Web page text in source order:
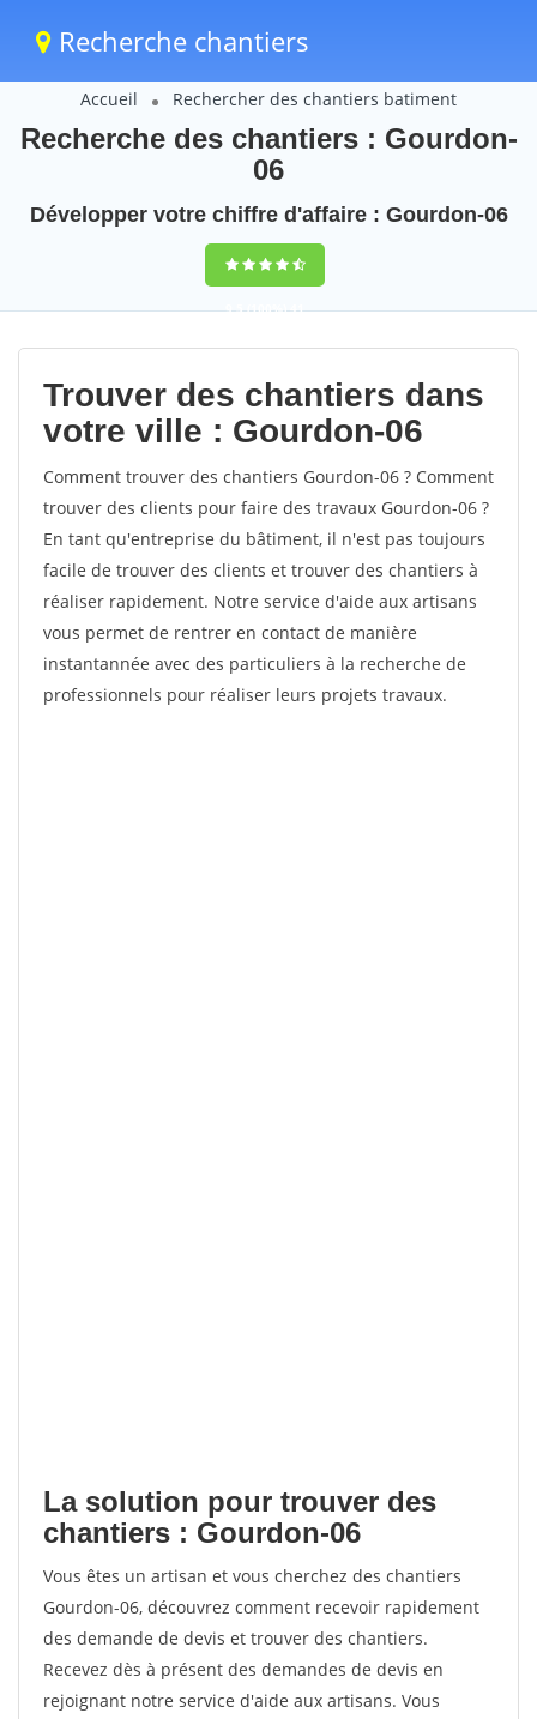
Recherche chantiers
Accueil Rechercher des chantiers batiment
Recherche des chantiers : Gourdon-
06
Développer votre chiffre d'affaire : Gourdon-06
9,5(100%)41
votes
Trouver des chantiers dans
votre ville : Gourdon-06
Comment trouver des chantiers Gourdon-06 ? Comment
trouver des clients pour faire des travaux Gourdon-06 ?
En tant qu'entreprise du bâtiment, il n'est pas toujours
facile de trouver des clients et trouver des chantiers à
réaliser rapidement. Notre service d'aide aux artisans
vous permet de rentrer en contact de manière
instantannée avec des particuliers à la recherche de
professionnels pour réaliser leurs projets travaux.
La solution pour trouver des
chantiers : Gourdon-06
Vous êtes un artisan et vous cherchez des chantiers
Gourdon-06, découvrez comment recevoir rapidement
des demande de devis et trouver des chantiers.
Recevez dès à présent des demandes de devis en
rejoignant notre service d'aide aux artisans. Vous